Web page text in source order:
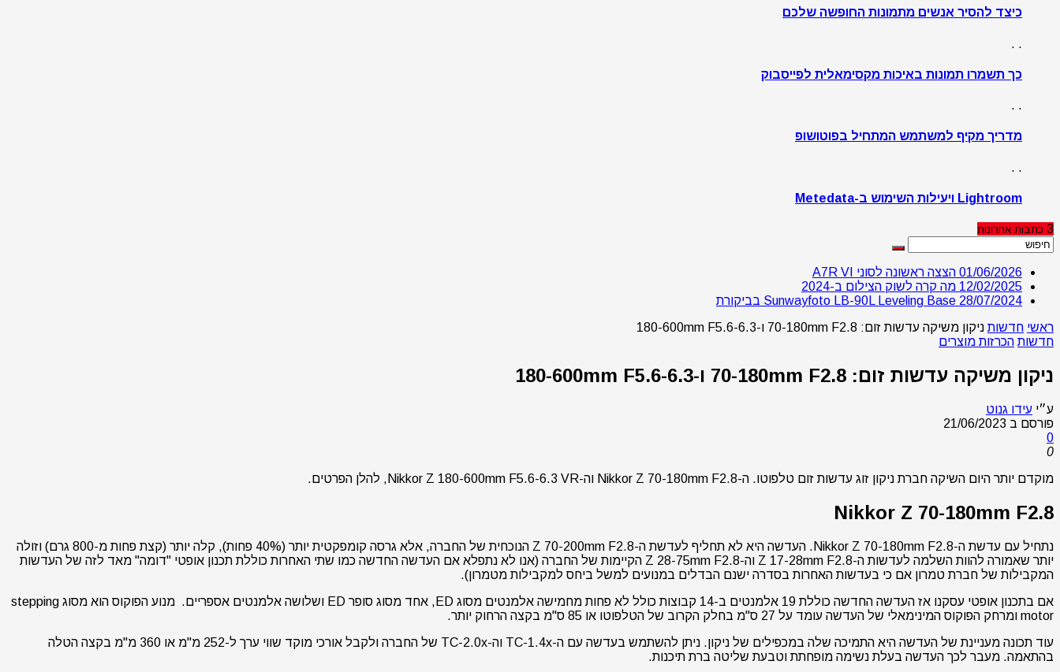
כיצד להסיר אנשים מתמונות החופשה שלכם
. .
כך תשמרו תמונות באיכות מקסימאלית לפייסבוק
. .
מדריך מקיף למשתמש המתחיל בפוטושופ
. .
Lightroom ויעילות השימוש ב-Metedata
3 כתבות אחרונות
01/06/2026 הצצה ראשונה לסוני A7R VI
12/02/2025 מה קרה לשוק הצילום ב-2024
28/07/2024 Sunwayfoto LB-90L Leveling Base בביקורת
ראשי חדשות ניקון משיקה עדשות זום: 70-180mm F2.8 ו-180-600mm F5.6-6.3
חדשות הכרזות מוצרים
ניקון משיקה עדשות זום: 70-180mm F2.8 ו-180-600mm F5.6-6.3
ע״י עידו גנוט
פורסם ב 21/06/2023
0
0
מוקדם יותר היום השיקה חברת ניקון זוג עדשות זום טלפוטו. ה-Nikkor Z 70-180mm F2.8 וה-Nikkor Z 180-600mm F5.6-6.3 VR, להלן הפרטים.
Nikkor Z 70-180mm F2.8
נתחיל עם עדשת ה-Nikkor Z 70-180mm F2.8. העדשה היא לא תחליף לעדשת ה-Z 70-200mm F2.8 הנוכחית של החברה, אלא גרסה קומפקטית יותר (40% פחות), קלה יותר (קצת פחות מ-800 גרם) וזולה
יותר שאמורה להוות השלמה לעדשות ה-Z 17-28mm F2.8 וה-Z 28-75mm F2.8 הקיימות של החברה (אנו לא נתפלא אם העדשה החדשה כמו שתי האחרות כוללת תכנון אופטי "דומה" מאד לזה של העדשות
המקבילות של חברת טמרון אם כי בעדשות האחרות בסדרה ישנם הבדלים במנועים למשל ביחס למקבילות מטמרון).
אם בתכנון אופטי עסקנו אז העדשה החדשה כוללת 19 אלמנטים ב-14 קבוצות כולל לא פחות מחמישה אלמנטים מסוג ED, אחד מסוג סופר ED ושלושה אלמנטים אספריים. מנוע הפוקוס הוא מסוג stepping
motor ומרחק הפוקוס המינימאלי של העדשה עומד על 27 ס"מ בחלק הקרוב של הטלפוטו או 85 ס"מ בקצה הרחוק יותר.
עוד תכונה מעניינת של העדשה היא התמיכה שלה במכפילים של ניקון. ניתן להשתמש בעדשה עם ה-TC-1.4x וה-TC-2.0x של החברה ולקבל אורכי מוקד שווי ערך ל-252 מ"מ או 360 מ"מ בקצה הטלה
בהתאמה. מעבר לכך העדשה בעלת נשימה מופחתת וטבעת שליטה ברת תיכנות.